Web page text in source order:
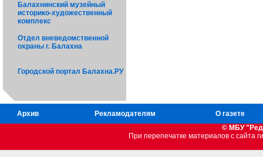
Балахнинский музейный
историко-художественный
комплекс
Отдел вневедомственной
охраны г. Балахна
Городской портал Балахна.РУ
Архив Рекламодателям
О газете
© МБУ
При перепечатке материалов c сайта